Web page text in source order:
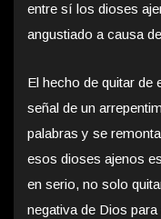
entre sí los dioses
angustiado a causa
El hecho de quitar de
señal de un
palabras y se
esos dioses ajenos
en serio, no solo
negativa de Dios